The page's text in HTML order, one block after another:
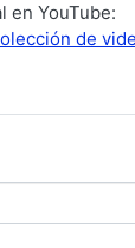
en YouTube:
de